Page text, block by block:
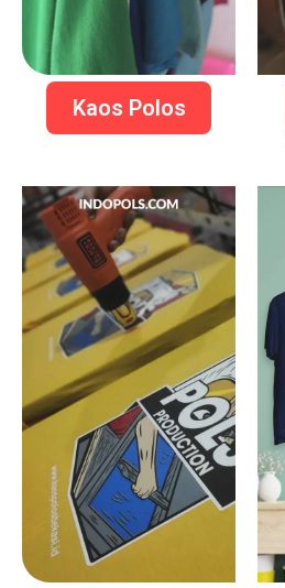
Kaos Polos